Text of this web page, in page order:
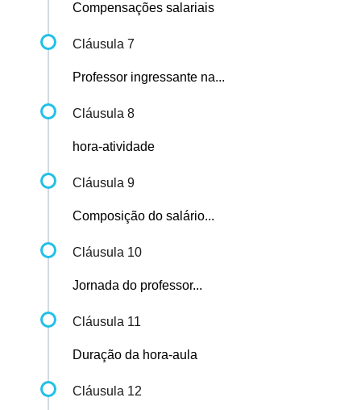
Compensações salariais
Cláusula 7
Professor ingressante na...
Cláusula 8
hora-atividade
Cláusula 9
Composição do salário...
Cláusula 10
Jornada do professor...
Cláusula 11
Duração da hora-aula
Cláusula 12